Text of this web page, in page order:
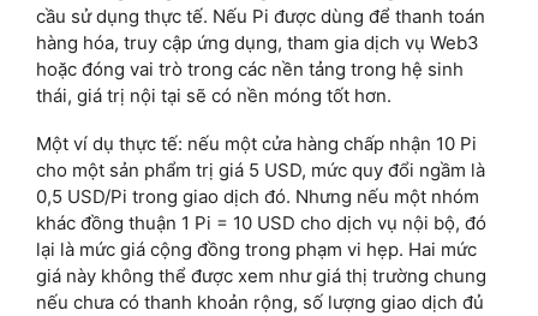
cầu sử dụng thực tế. Nếu Pi được dùng để thanh toán
hàng hóa, truy cập ứng dụng, tham gia dịch vụ Web3
hoặc đóng vai trò trong các nền tảng trong hệ sinh
thái, giá trị nội tại sẽ có nền móng tốt hơn.
Một ví dụ thực tế: nếu một cửa hàng chấp nhận 10 Pi
cho một sản phẩm trị giá 5 USD, mức quy đổi ngầm là
0,5 USD/Pi trong giao dịch đó. Nhưng nếu một nhóm
khác đồng thuận 1 Pi = 10 USD cho dịch vụ nội bộ, đó
lại là mức giá cộng đồng trong phạm vi hẹp. Hai mức
giá này không thể được xem như giá thị trường chung
nếu chưa có thanh khoản rộng, số lượng giao dịch đủ